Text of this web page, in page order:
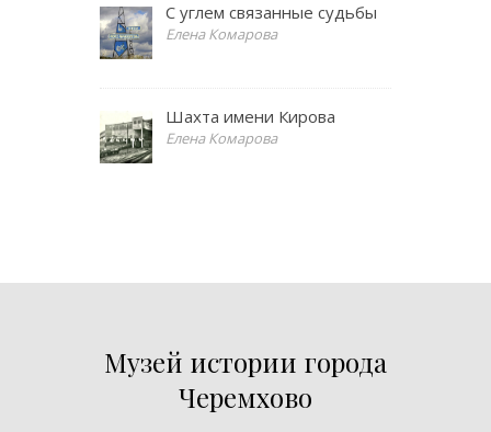
С углем связанные судьбы
Елена Комарова
Шахта имени Кирова
Елена Комарова
Музей истории города
Черемхово